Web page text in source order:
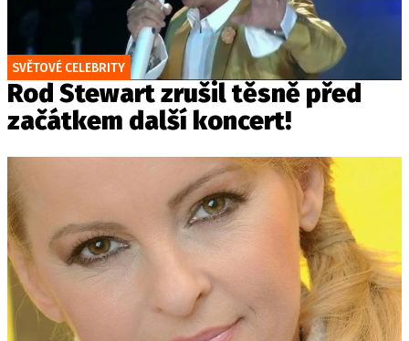
SVĚTOVÉ CELEBRITY
Rod Stewart zrušil těsně před
začátkem další koncert!